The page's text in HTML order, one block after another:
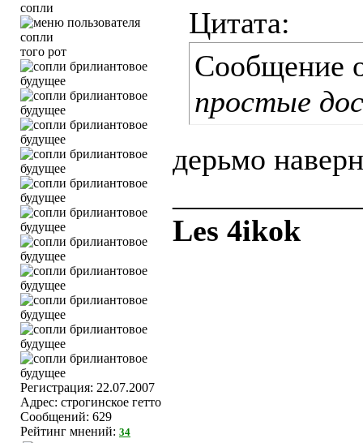
сопли
того рот
Регистрация: 22.07.2007
Адрес: строгинское гетто
Сообщений: 629
Рейтинг мнений: 34
Цитата:
Сообщение
простые
дерьмо
Les 4ikok